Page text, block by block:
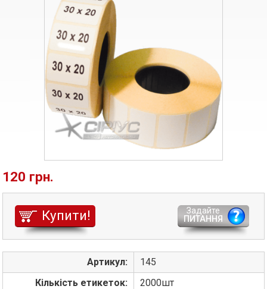
120 грн.
Купити!
Задайте
ПИТАННЯ
Артикул:
145
Кількість етикеток:
2000шт